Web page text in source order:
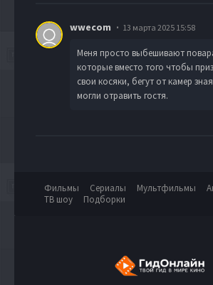
wwecom 13 марта 2025 15:58
Меня просто выбешивают
которые вместо того чтобы
свои косяки, бегут от камер
могли отравить гостя.
Фильмы Сериалы Мультфильмы
ТВ шоу
Подборки